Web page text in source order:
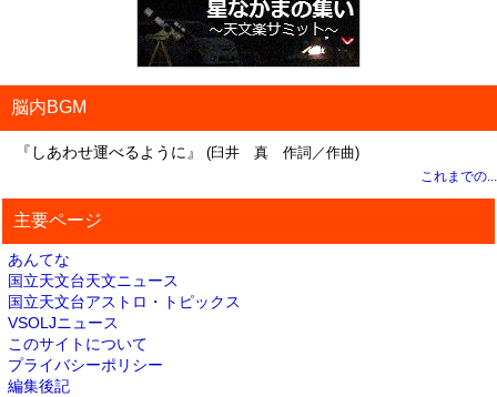
脳内BGM
『しあわせ運べるように』 (臼井 真 作詞／作曲)
これまでの...
主要ページ
あんてな
国立天文台天文ニュース
国立天文台アストロ・トピックス
VSOLJニュース
このサイトについて
プライバシーポリシー
編集後記